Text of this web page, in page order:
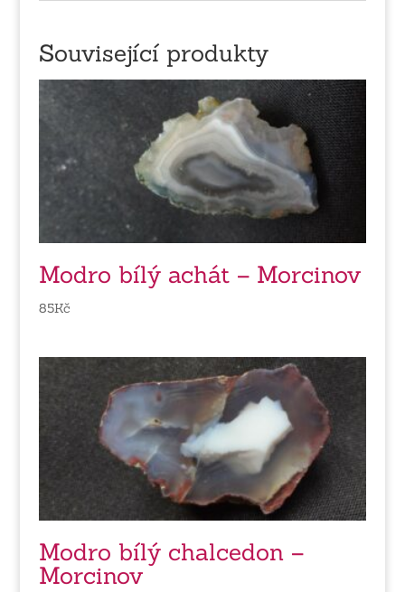
Související produkty
Modro bílý achát – Morcinov
85Kč
Modro bílý chalcedon –
Morcinov